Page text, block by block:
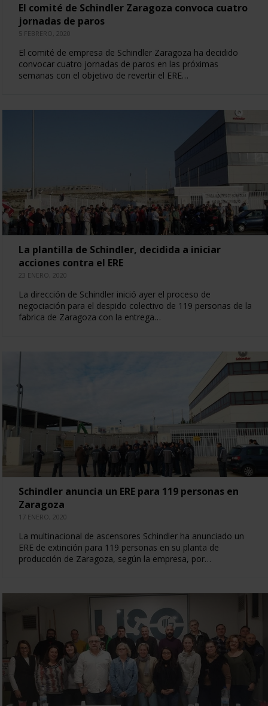
El comité de Schindler Zaragoza convoca cuatro
jornadas de paros
5 FEBRERO, 2020
El comité de empresa de Schindler Zaragoza ha decidido
convocar cuatro jornadas de paros en las próximas
semanas con el objetivo de revertir el ERE…
La plantilla de Schindler, decidida a iniciar
acciones contra el ERE
23 ENERO, 2020
La dirección de Schindler inició ayer el proceso de
negociación para el despido colectivo de 119 personas de la
fabrica de Zaragoza con la entrega…
Schindler anuncia un ERE para 119 personas en
Zaragoza
17 ENERO, 2020
La multinacional de ascensores Schindler ha anunciado un
ERE de extinción para 119 personas en su planta de
producción de Zaragoza, según la empresa, por…